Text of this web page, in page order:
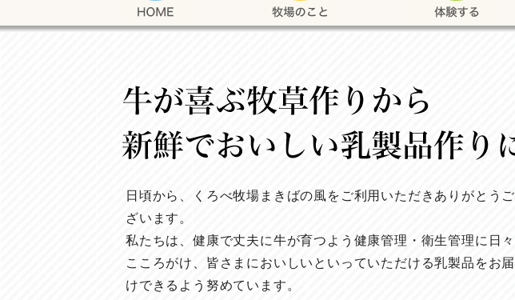
日頃から、くろべ牧場まきばの風をご利用いただきありがとうご
ざいます。
私たちは、健康で丈夫に牛が育つよう健康管理・衛生管理に日々
こころがけ、皆さまにおいしいといっていただける乳製品をお届
けできるよう努めています。